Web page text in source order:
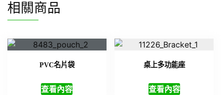
相關商品
PVC名片袋
查看內容
桌上多功能座
查看內容